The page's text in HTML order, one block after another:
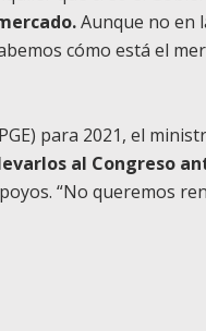
Aunque no en
cómo está el
para 2021, el
al Congreso
“No queremos